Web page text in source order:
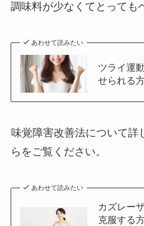
調味料が少なくてとっても
あわせて読みたい
ツライ運
せられる
味覚障害改善法について詳
らをご覧ください。
あわせて読みたい
カズレー
克服する